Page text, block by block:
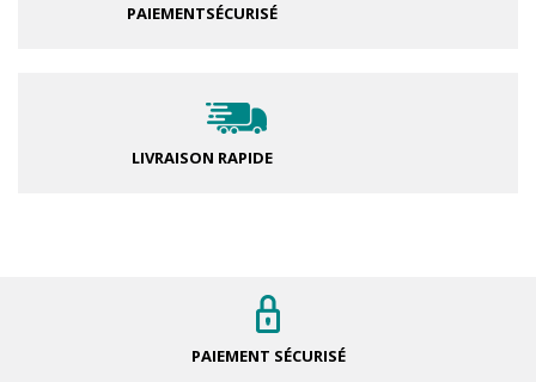
PAIEMENTSÉCURISÉ
LIVRAISON RAPIDE
PAIEMENT SÉCURISÉ